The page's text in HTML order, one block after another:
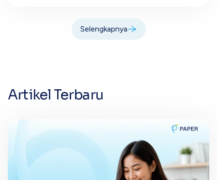
Selengkapnya
Artikel Terbaru